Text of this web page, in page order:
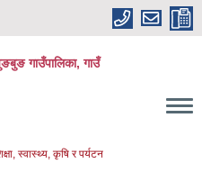
गाउँपालिका, गाउँ
स्वास्थ्य, कृषि र पर्यटन